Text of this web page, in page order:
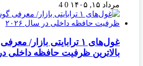
مرداد ۱۵, ۱۴۰۵ 0
4
غول‌های ۱ ترابایتی بازار/
بالاترین ظرفیت حافظه داخلی در